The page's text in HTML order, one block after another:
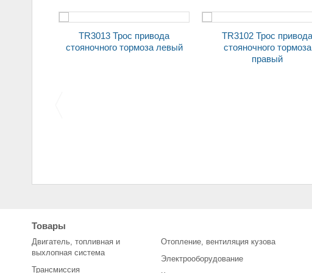
TR3013 Трос привода
стояночного тормоза левый
TR3102 Трос привода
стояночного тормоза
правый
Товары
Двигатель, топливная и
выхлопная система
Трансмиссия
Отопление, вентиляция кузова
Электрооборудование